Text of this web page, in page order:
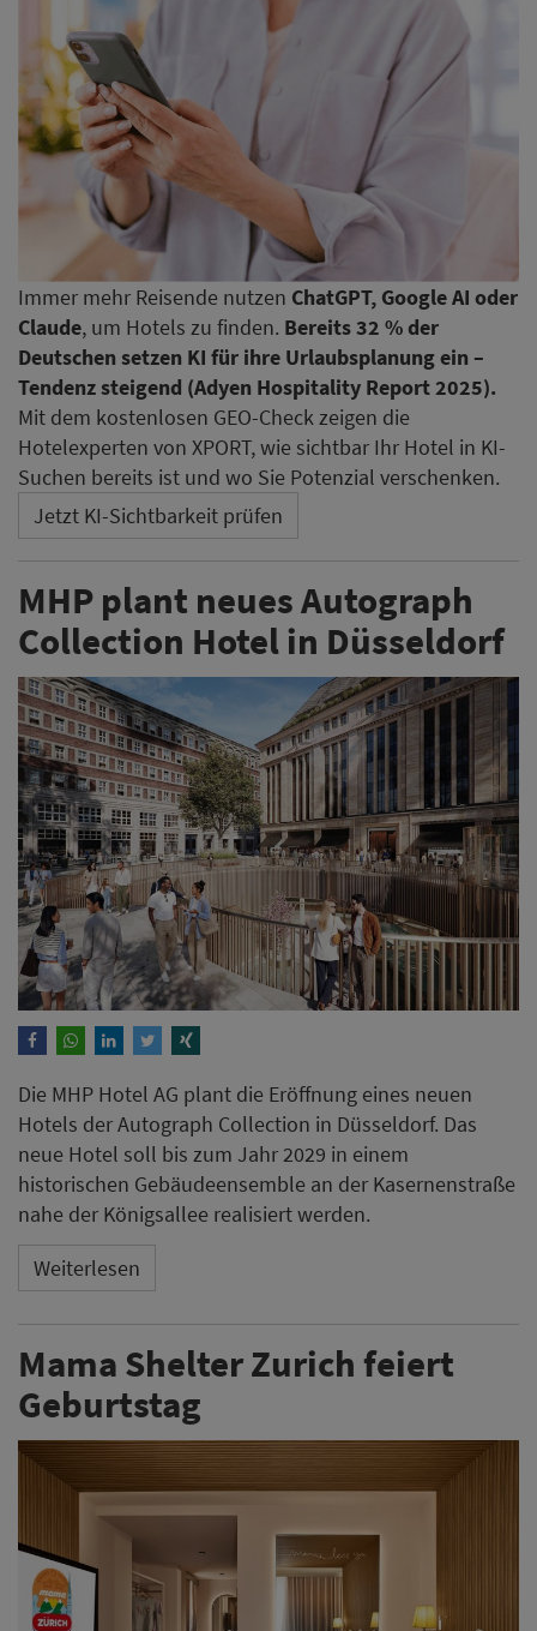
Immer mehr Reisende nutzen ChatGPT, Google AI oder
Claude, um Hotels zu finden. Bereits 32 % der
Deutschen setzen KI für ihre Urlaubsplanung ein –
Tendenz steigend (Adyen Hospitality Report 2025).
Mit dem kostenlosen GEO-Check zeigen die
Hotelexperten von XPORT, wie sichtbar Ihr Hotel in KI-
Suchen bereits ist und wo Sie Potenzial verschenken.
Jetzt KI-Sichtbarkeit prüfen
MHP plant neues Autograph
Collection Hotel in Düsseldorf
Die MHP Hotel AG plant die Eröffnung eines neuen
Hotels der Autograph Collection in Düsseldorf. Das
neue Hotel soll bis zum Jahr 2029 in einem
historischen Gebäudeensemble an der Kasernenstraße
nahe der Königsallee realisiert werden.
Weiterlesen
Mama Shelter Zurich feiert
Geburtstag